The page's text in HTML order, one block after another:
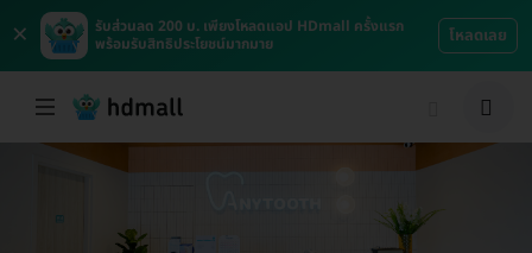
×
รับส่วนลด 200 บ. เพียงโหลดแอป HDmall ครั้งแรก
พร้อมรับสิทธิประโยชน์มากมาย
โหลดเลย